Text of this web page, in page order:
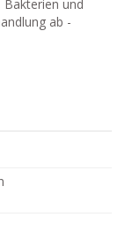
und
ab -